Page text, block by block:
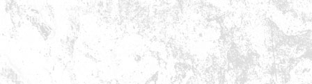
Montag:
17:15 - 21:00 Uhr
Mittwoch:
17:30 - 21:00 Uhr
Donnerstag: